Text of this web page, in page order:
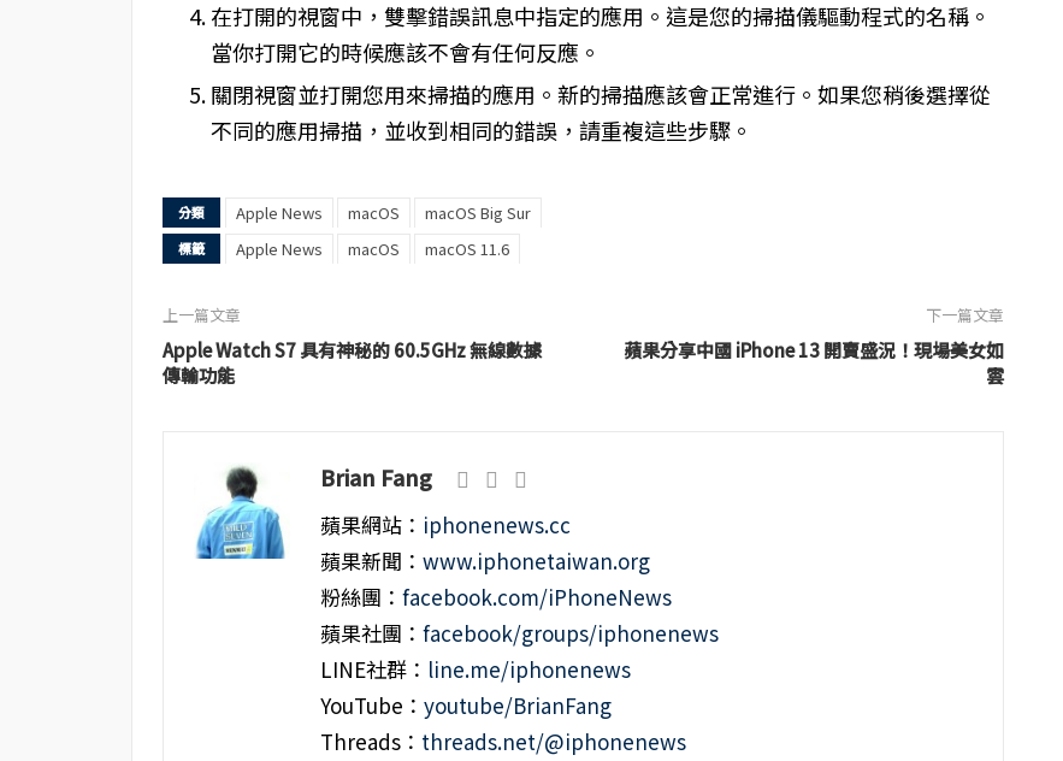
在打開的視窗中，雙擊錯誤訊息中指定的應用。這是您的掃描儀驅動程式的名稱。
當你打開它的時候應該不會有任何反應。
關閉視窗並打開您用來掃描的應用。新的掃描應該會正常進行。如果您稍後選擇從
不同的應用掃描，並收到相同的錯誤，請重複這些步驟。
分類 Apple News macOS macOS Big Sur
標籤 Apple News macOS macOS 11.6
上一篇文章
Apple Watch S7 具有神秘的 60.5GHz 無線數據
傳輸功能
下一篇文章
蘋果分享中國 iPhone 13 開賣盛況！現場美女如
雲
Brian Fang
蘋果網站： iphonenews.cc
蘋果新聞： www.iphonetaiwan.org
粉絲團： facebook.com/iPhoneNews
蘋果社團： facebook/groups/iphonenews
LINE社群： line.me/iphonenews
YouTube： youtube/BrianFang
Threads： threads.net/@iphonenews